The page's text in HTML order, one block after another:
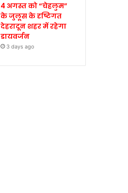
4 अगस्त को “चेहलुम”
के जुलूस के दृष्टिगत
देहरादून शहर में रहेगा
डायवर्जन
3 days ago